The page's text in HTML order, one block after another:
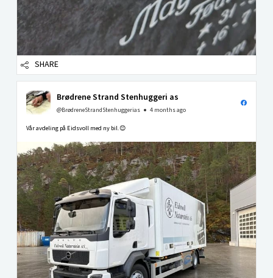
SHARE
Brødrene Strand Stenhuggeri as
@BrødreneStrandStenhuggerias 4 months ago
Vår avdeling på Eidsvoll med ny bil.😊